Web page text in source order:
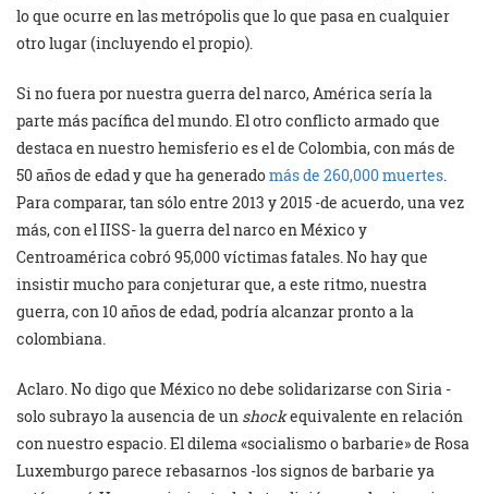
lo que ocurre en las metrópolis que lo que pasa en cualquier
otro lugar (incluyendo el propio).
Si no fuera por nuestra guerra del narco, América sería la
parte más pacífica del mundo. El otro conflicto armado que
destaca en nuestro hemisferio es el de Colombia, con más de
50 años de edad y que ha generadomás de 260,000 muertes.
Para comparar, tan sólo entre 2013 y 2015 -de acuerdo, una vez
más, con el IISS- la guerra del narco en México y
Centroamérica cobró 95,000 víctimas fatales. No hay que
insistir mucho para conjeturar que, a este ritmo, nuestra
guerra, con 10 años de edad, podría alcanzar pronto a la
colombiana.
Aclaro. No digo que México no debe solidarizarse con Siria -
solo subrayo la ausencia de un shockequivalente en relación
con nuestro espacio. El dilema «socialismo o barbarie» de Rosa
Luxemburgo parece rebasarnos -los signos de barbarie ya